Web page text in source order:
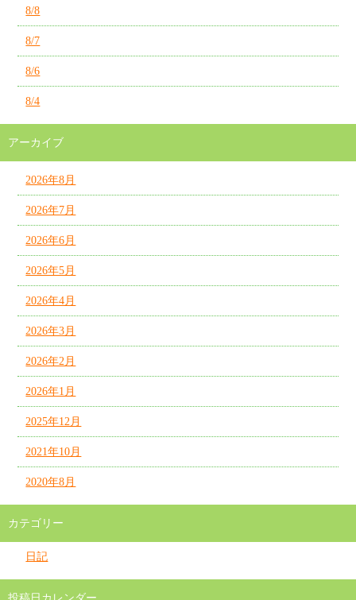
8/8
8/7
8/6
8/4
アーカイブ
2026年8月
2026年7月
2026年6月
2026年5月
2026年4月
2026年3月
2026年2月
2026年1月
2025年12月
2021年10月
2020年8月
カテゴリー
日記